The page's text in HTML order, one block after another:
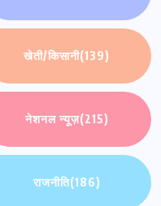
खेती/किसानी(139)
नेशनल न्यूज़(215)
राजनीति(186)